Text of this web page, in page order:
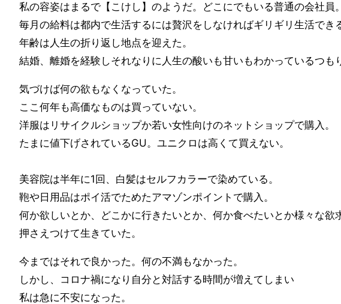
私の容姿はまるで【こけし】のようだ。どこにでもいる普通の会社員。
毎月の給料は都内で生活するには贅沢をしなければギリギリ生活でき
年齢は人生の折り返し地点を迎えた。
結婚、離婚を経験しそれなりに人生の酸いも甘いもわかっているつも
気づけば何の欲もなくなっていた。
ここ何年も高価なものは買っていない。
洋服はリサイクルショップか若い女性向けのネットショップで購入。
たまに値下げされているGU。ユニクロは高くて買えない。
美容院は半年に1回、白髪はセルフカラーで染めている。
鞄や日用品はポイ活でためたアマゾンポイントで購入。
何か欲しいとか、どこかに行きたいとか、何か食べたいとか様々な欲
押さえつけて生きていた。
今まではそれで良かった。何の不満もなかった。
しかし、コロナ禍になり自分と対話する時間が増えてしまい
私は急に不安になった。